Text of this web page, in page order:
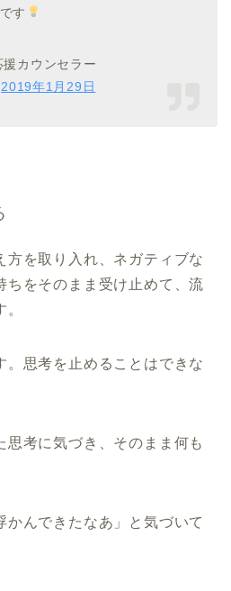
す
カウンセラー
2019年1月29日
方を取り入れ、ネガティブな
ちをそのまま受け止めて、流
。思考を止めることはできな
思考に気づき、そのまま何も
かんできたなあ」と気づいて